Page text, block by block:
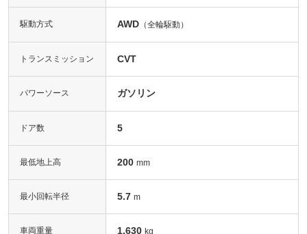
駆動方式 AWD （全輪駆動）
トランスミッション CVT
パワーソース ガソリン
ドア数 5
最低地上高 200 mm
最小回転半径 5.7 m
車両重量 1,630 kg